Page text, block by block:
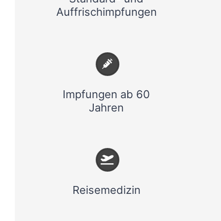
Auffrischimpfungen
Impfungen ab 60
Jahren
Reisemedizin